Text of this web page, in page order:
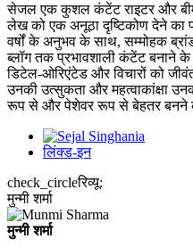
सेजल एक कुशल कंटेंट राइटर और बीमा
लेख को एक अनूठा दृष्टिकोण देने का
वर्षों के अनुभव के साथ, सम्मोहक
ब्लॉग तक प्रभावशाली कंटेंट बनाने
डिटेल-ओरिएंटेड और विचारों को
उनकी उत्सुकता और महत्वाकांक्षा
रूप से और पेशेवर रूप से बेहतर बनने
लिंक्ड-इन
check_circleरिव्यू:
मुन्मी शर्मा
मुन्मी शर्मा